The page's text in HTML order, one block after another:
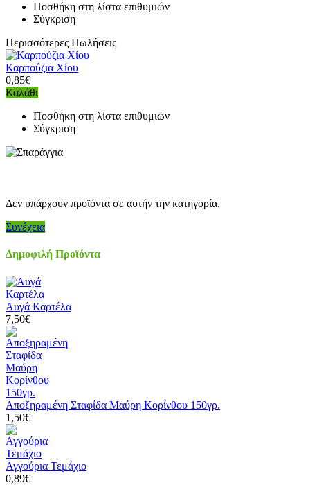
Ποσθήκη στη λίστα επιθυμιών
Σύγκριση
Περισσότερες Πωλήσεις
Καρπούζια Χίου
0,85€
Καλάθι
Ποσθήκη στη λίστα επιθυμιών
Σύγκριση
Δεν υπάρχουν προϊόντα σε αυτήν την κατηγορία.
Συνέχεια
Δημοφιλή Προϊόντα
Αυγά Καρτέλα
7,50€
Αποξηραμένη Σταφίδα Μαύρη Κορίνθου 150γρ.
1,50€
Αγγούρια Τεμάχιο
0,89€